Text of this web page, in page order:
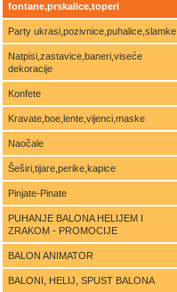
fontane,prskalice,toperi
Party ukrasi,pozivnice,puhalice,slamke
Natpisi,zastavice,baneri,viseće
dekoracije
Konfete
Kravate,boe,lente,vijenci,maske
Naočale
Šeširi,tijare,perike,kapice
Pinjate-Pinate
PUHANJE BALONA HELIJEM I
ZRAKOM - PROMOCIJE
BALON ANIMATOR
BALONI, HELIJ, SPUST BALONA